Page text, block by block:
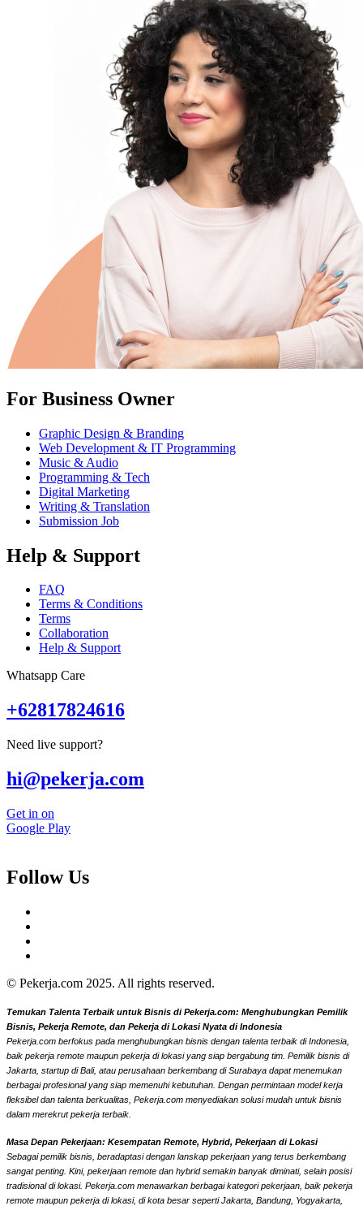
For Business Owner
Graphic Design & Branding
Web Development & IT Programming
Music & Audio
Programming & Tech
Digital Marketing
Writing & Translation
Submission Job
Help & Support
FAQ
Terms & Conditions
Terms
Collaboration
Help & Support
Whatsapp Care
+62817824616
Need live support?
hi@pekerja.com
Get in on
Google Play
Follow Us
© Pekerja.com 2025. All rights reserved.
Temukan Talenta Terbaik untuk Bisnis di Pekerja.com: Menghubungkan Pemilik
Bisnis, Pekerja Remote, dan Pekerja di Lokasi Nyata di Indonesia
Pekerja.com berfokus pada menghubungkan bisnis dengan talenta terbaik di Indonesia,
baik pekerja remote maupun pekerja di lokasi yang siap bergabung tim. Pemilik bisnis di
Jakarta, startup di Bali, atau perusahaan berkembang di Surabaya dapat menemukan
berbagai profesional yang siap memenuhi kebutuhan. Dengan permintaan model kerja
fleksibel dan talenta berkualitas, Pekerja.com menyediakan solusi mudah untuk bisnis
dalam merekrut pekerja terbaik.
Masa Depan Pekerjaan: Kesempatan Remote, Hybrid, Pekerjaan di Lokasi
Sebagai pemilik bisnis, beradaptasi dengan lanskap pekerjaan yang terus berkembang
sangat penting. Kini, pekerjaan remote dan hybrid semakin banyak diminati, selain posisi
tradisional di lokasi. Pekerja.com menawarkan berbagai kategori pekerjaan, baik pekerja
remote maupun pekerja di lokasi, di kota besar seperti Jakarta, Bandung, Yogyakarta,